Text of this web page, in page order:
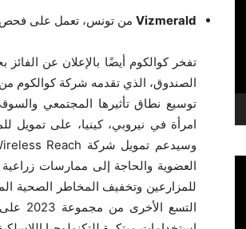
Vizmerald من تونس، تعمل على فحص
امرأة في نيروبي، كينيا، على تمويل
العضوية والحاجة إلى ممارسات
للمزارعين وتخفيف المخاطر الصحية